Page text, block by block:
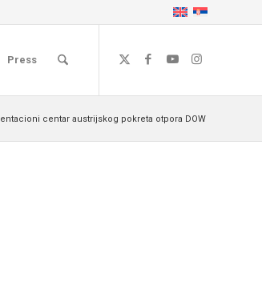
Press
centar austrijskog pokreta otpora DOW